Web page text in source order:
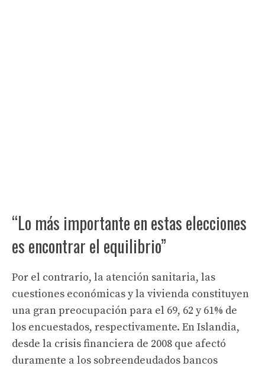
“Lo más importante en estas elecciones
es encontrar el equilibrio”
Por el contrario, la atención sanitaria, las
cuestiones económicas y la vivienda constituyen
una gran preocupación para el 69, 62 y 61% de
los encuestados, respectivamente. En Islandia,
desde la crisis financiera de 2008 que afectó
duramente a los sobreendeudados bancos